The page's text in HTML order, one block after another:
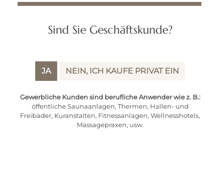
Sind Sie Geschäftskunde?
JA NEIN, ICH KAUFE PRIVAT EIN
Gewerbliche Kunden sind berufliche Anwender wie z. B.:
öffentliche Saunaanlagen, Thermen, Hallen- und
Freibäder, Kuranstalten, Fitnessanlagen, Wellnesshotels,
Massagepraxen, usw.
Rabatt